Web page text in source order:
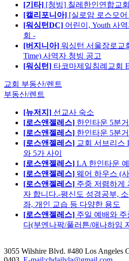
[기타] [청빙] 칠레한인연합교
[캘리포니아] [실로암 로스모
[워싱턴DC] 어린이, Youth 사
회 -
[버지니아] 워싱턴 서울장로교
Time) 사역자 청빙 공고
[워싱턴] 타코마제일침례교회
교회 부동산/렌트
부동산/렌트
[뉴저지] 선교사 숙소
[로스앤젤레스] 한인타운 5분
[로스앤젤레스] 한인타운 5분
[로스앤젤레스] 교회 서브리스
와 5가 사이
[로스앤젤레스] LA 한인타운
[로스앤젤레스] 웨어 하우스 (
[로스앤젤레스] 주중 저렴하게
자 합니다.-평신도 성경공부,
좌, 개인 교습 등 다양한 용도
[로스앤젤레스] 주일 예배와 주
다(부엔나팍/풀러튼/애나하임
3055 Wilshire Blvd. #480 Los Angeles